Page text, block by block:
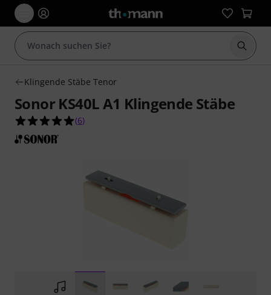
Suche
Klingende Stäbe Tenor
Sonor KS40L A1 Klingende Stäbe
5.0 von 5 Sternen aus 6 Kundenbewertungen
(6)